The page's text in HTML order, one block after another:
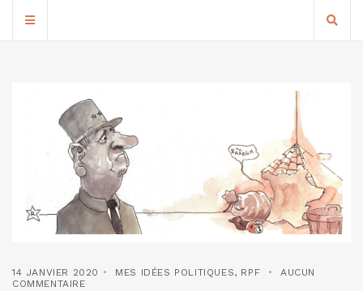
14 JANVIER 2020 MES IDÉES POLITIQUES, RPF
AUCUN
COMMENTAIRE